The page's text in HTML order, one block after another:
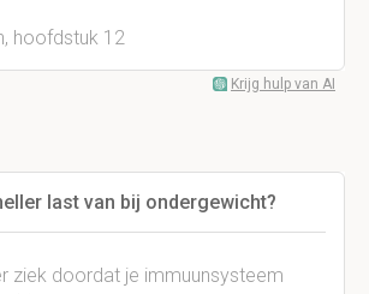
hoofdstuk 12
Krijg hulp van AI
last van bij ondergewicht?
ziek doordat je immuunsysteem